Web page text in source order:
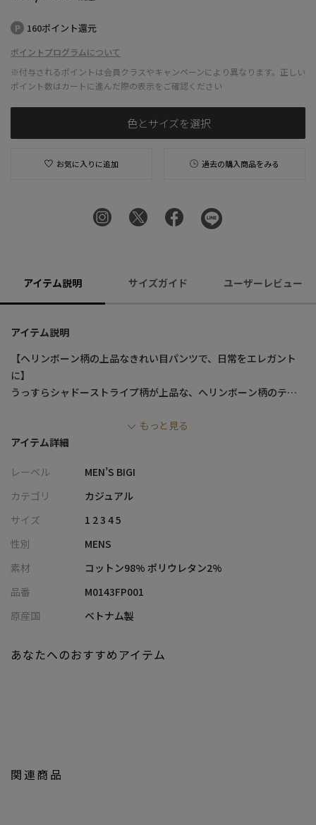
160ポイント還元
ポイントプログラムについて
※付与されるポイントは会員クラスやキャンペーンにより異なります。正しい
ポイント数はカートに進んだ際の表示をご確認ください
色とサイズを選択
お気に入りに追加 過去の購入商品をみる
アイテム説明 サイズガイド ユーザーレビュー
アイテム説明
【ヘリンボーン柄の上品なきれい目パンツで、日常をエレガント
に】
うっすらシャドーストライプ柄が上品な、へリンボーン柄のテー
ON/OFF兼用で上品に使える着回し力が魅力で、大人の印象に仕上
がるきれい目のパンツです。
ト型のウエストがポイント。
また、インしたシャツを動きづらくしてくれるMENS BIGIロゴ入り
ストレッチ性も兼ね備えていながら、スッキリとした細身のシル
エットと、全体的にはキレイめな雰囲気を保ちながらも程良くカ
ジュアル感のある絶妙なデザインが人気です。
ジャケットスタイルから、カジュアルなトップス、ニットまでオ
ンオフ兼用で幅広く着まわしていただけます。
複数色のご購入、リピーターも多数のロングセラーのパンツで
※サイズは弊社規定の採寸によって記載しておりますが、若干の
もっと見る
アイテム詳細
レーベル
MEN’S BIGI
カテゴリ
カジュアル
サイズ
1 2 3 4 5
性別
MENS
素材
コットン98% ポリウレタン2%
品番
M0143FP001
原産国
ベトナム製
関連商品
あなたへのおすすめアイテム